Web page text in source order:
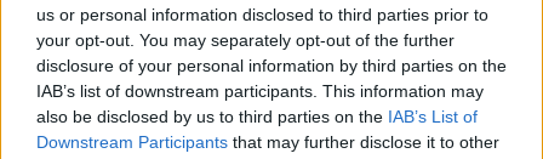
us or personal information disclosed to third parties prior to
your opt-out. You may separately opt-out of the further
disclosure of your personal information by third parties on the
IAB’s list of downstream participants. This information may
also be disclosed by us to third parties on the IAB’s List of
Downstream Participants that may further disclose it to other
Αναλυτικά,η πρώτη ένστασηπου έχει
κατατεθεί αφορά τις γραμμές της Κρήτης με
την προσφεύγουσα εταιρεία να επισημαίνει
μεταξύ άλλων ότι εισάγονται κριτήρια